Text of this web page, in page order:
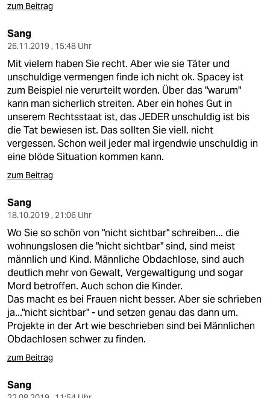
zum Beitrag
Sang
26.11.2019 , 15:48 Uhr
Mit vielem haben Sie recht. Aber wie sie Täter und
unschuldige vermengen finde ich nicht ok. Spacey ist
zum Beispiel nie verurteilt worden. Über das "warum"
kann man sicherlich streiten. Aber ein hohes Gut in
unserem Rechtsstaat ist, das JEDER unschuldig ist bis
die Tat bewiesen ist. Das sollten Sie viell. nicht
vergessen. Schon weil jeder mal irgendwie unschuldig in
eine blöde Situation kommen kann.
zum Beitrag
Sang
18.10.2019 , 21:06 Uhr
Wo Sie so schön von "nicht sichtbar" schreiben... die
wohnungslosen die "nicht sichtbar" sind, sind meist
männlich und Kind. Männliche Obdachlose, sind auch
deutlich mehr von Gewalt, Vergewaltigung und sogar
Mord betroffen. Auch schon die Kinder.
Das macht es bei Frauen nicht besser. Aber sie schrieben
ja..."nicht sichtbar" - und setzen genau das dann um.
Projekte in der Art wie beschrieben sind bei Männlichen
Obdachlosen schwer zu finden.
zum Beitrag
Sang